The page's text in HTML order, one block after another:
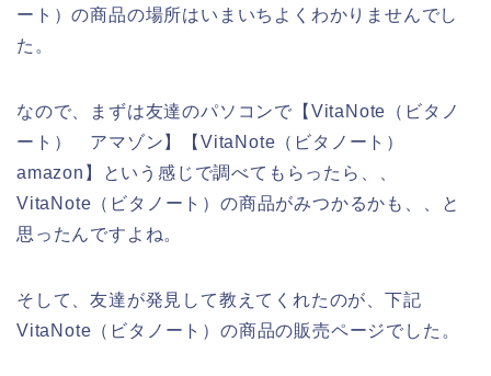
ート）の商品の場所はいまいちよくわかりませんでし
た。
なので、まずは友達のパソコンで【VitaNote（ビタノ
ート） アマゾン】【VitaNote（ビタノート）
amazon】という感じで調べてもらったら、、
VitaNote（ビタノート）の商品がみつかるかも、、と
思ったんですよね。
そして、友達が発見して教えてくれたのが、下記
VitaNote（ビタノート）の商品の販売ページでした。